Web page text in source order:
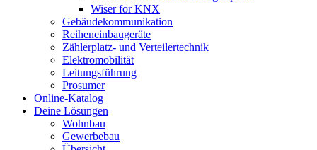
Wiser for KNX
Gebäudekommunikation
Reiheneinbaugeräte
Zählerplatz- und Verteilertechnik
Elektromobilität
Leitungsführung
Prosumer
Online-Katalog
Deine Lösungen
Wohnbau
Gewerbebau